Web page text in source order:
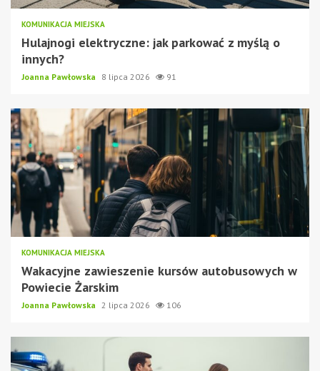
KOMUNIKACJA MIEJSKA
Hulajnogi elektryczne: jak parkować z myślą o
innych?
Joanna Pawłowska 8 lipca 2026 91
KOMUNIKACJA MIEJSKA
Wakacyjne zawieszenie kursów autobusowych w
Powiecie Żarskim
Joanna Pawłowska 2 lipca 2026 106